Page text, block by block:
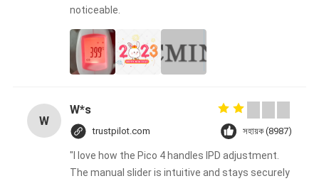
noticeable.
W
W*s
trustpilot.com সহায়ক (8987)
"I love how the Pico 4 handles IPD adjustment.
The manual slider is intuitive and stays securely